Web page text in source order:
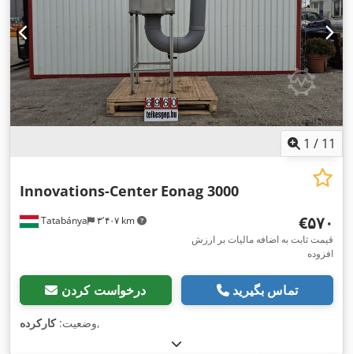
1 / 11
Tatabánya ۳٬۴۰۷ km
Innovations-Center Eonag 3000
‎€۵۷۰
قیمت ثابت به اضافه مالیات بر ارزش
افزوده
درخواست کردن تماس بگیرید
وضعیت:کارکرده ,